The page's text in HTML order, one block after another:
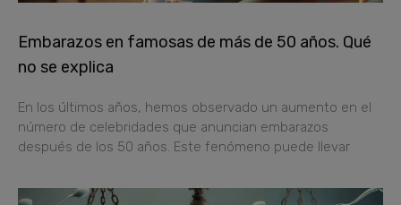
Embarazos en famosas de más de 50 años. Qué
no se explica
En los últimos años, hemos observado un aumento en el
número de celebridades que anuncian embarazos
después de los 50 años. Este fenómeno puede llevar